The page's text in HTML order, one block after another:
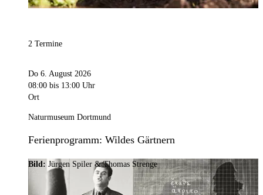
2 Termine
Do 6. August 2026
08:00 bis 13:00 Uhr
Ort
Naturmuseum Dortmund
Ferienprogramm: Wildes Gärtnern
Bild: Jürgen Spiler & Thomas Strenge